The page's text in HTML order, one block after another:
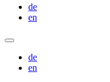
de
en
de
en